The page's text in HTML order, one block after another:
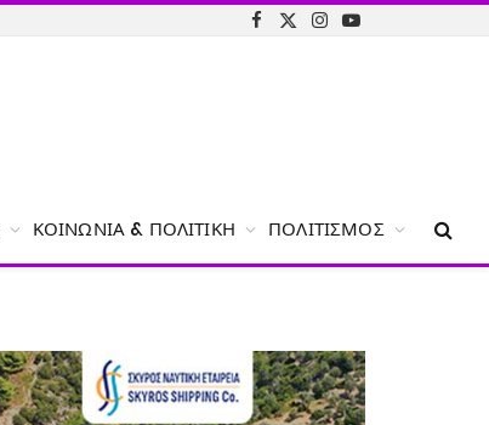
Facebook
X
Instagram
YouTube
ΚΟΙΝΩΝΊΑ & ΠΟΛΙΤΙΚΉ ΠΟΛΙΤΙΣΜΌΣ